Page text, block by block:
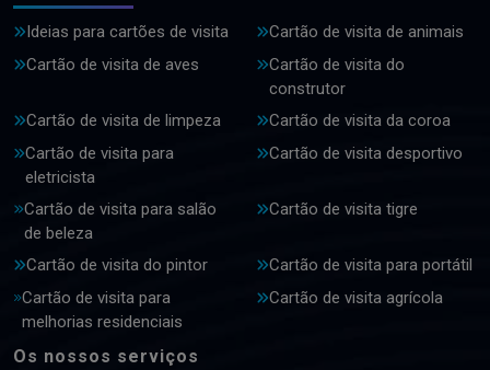
Ideias para cartões de visita
Cartão de visita de animais
Cartão de visita de aves
Cartão de visita do
construtor
Cartão de visita de limpeza
Cartão de visita da coroa
Cartão de visita para
eletricista
Cartão de visita desportivo
Cartão de visita para salão
de beleza
Cartão de visita tigre
Cartão de visita do pintor
Cartão de visita para portátil
Cartão de visita para
melhorias residenciais
Cartão de visita agrícola
Os nossos serviços